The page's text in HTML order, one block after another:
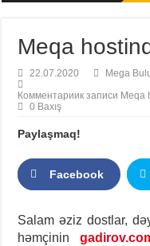
Meqa
22.07.2020
Mega
Комментариик записи
0 Baxış
Paylaşmaq!
Facebook
Salam əziz dostlar,
həmçinin